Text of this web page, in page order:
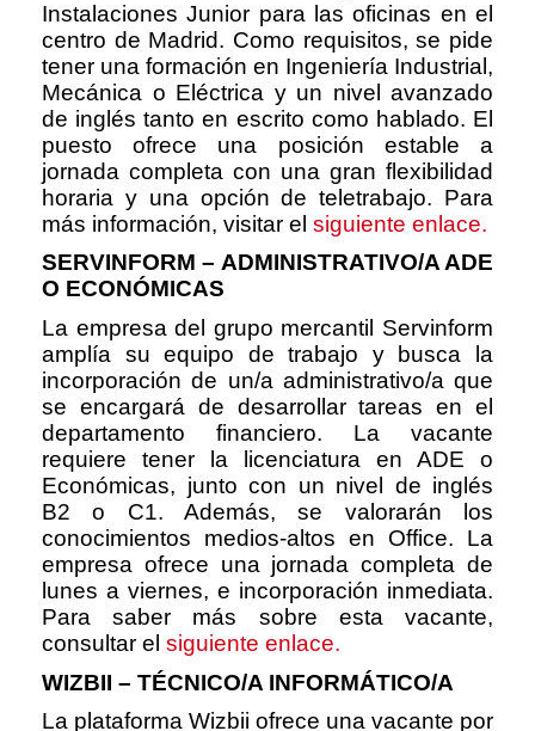
Instalaciones Junior para las oficinas en el
centro de Madrid. Como requisitos, se pide
tener una formación en Ingeniería Industrial,
Mecánica o Eléctrica y un nivel avanzado
de inglés tanto en escrito como hablado. El
puesto ofrece una posición estable a
jornada completa con una gran flexibilidad
horaria y una opción de teletrabajo. Para
más información, visitar el siguiente enlace.
SERVINFORM – ADMINISTRATIVO/A ADE
O ECONÓMICAS
La empresa del grupo mercantil Servinform
amplía su equipo de trabajo y busca la
incorporación de un/a administrativo/a que
se encargará de desarrollar tareas en el
departamento financiero. La vacante
requiere tener la licenciatura en ADE o
Económicas, junto con un nivel de inglés
B2 o C1. Además, se valorarán los
conocimientos medios-altos en Office. La
empresa ofrece una jornada completa de
lunes a viernes, e incorporación inmediata.
Para saber más sobre esta vacante,
consultar el siguiente enlace.
WIZBII – TÉCNICO/A INFORMÁTICO/A
La plataforma Wizbii ofrece una vacante por